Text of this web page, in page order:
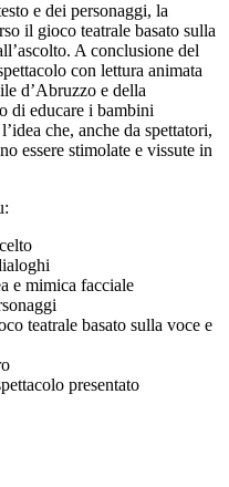
e dei personaggi, la
il gioco teatrale basato sulla
A conclusione del
con lettura animata
d’Abruzzo e della
di educare i bambini
che, anche da spettatori,
essere stimolate e vissute in
e mimica facciale
teatrale basato sulla voce e
presentato